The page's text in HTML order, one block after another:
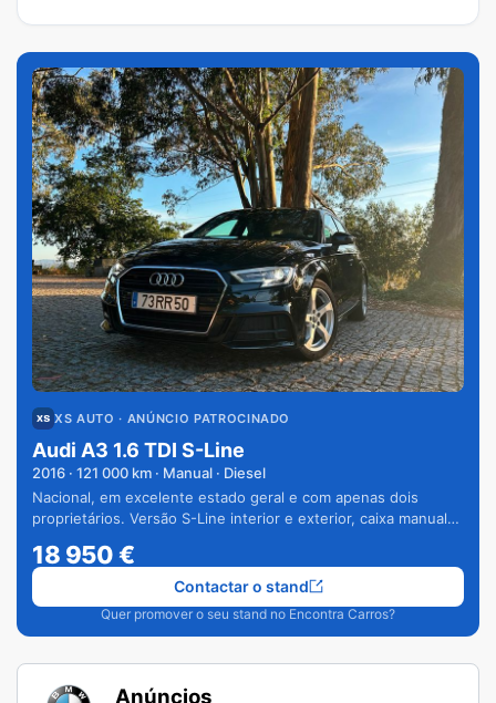
XS AUTO · ANÚNCIO PATROCINADO
Audi A3 1.6 TDI S-Line
2016 · 121 000 km · Manual · Diesel
Nacional, em excelente estado geral e com apenas dois
proprietários. Versão S-Line interior e exterior, caixa manual
18 950€
Quer promover o seu stand no Encontra Carros?
Contactar o stand
Anúncios